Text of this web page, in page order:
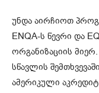
უნდა აირჩიოთ
ENQA-ს წევრი და
ორგანიზაციის
სწავლის
ამერიკული